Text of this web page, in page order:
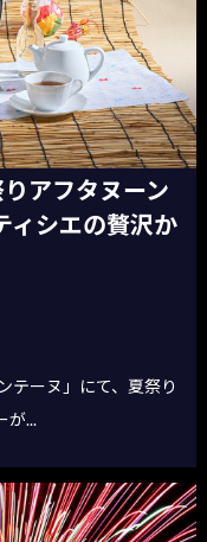
アフタヌーン
シエの贅沢か
テーヌ」にて、夏祭り
が...